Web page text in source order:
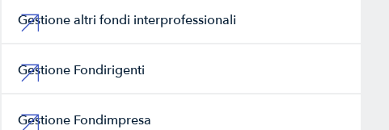
Gestione altri fondi interprofessionali
Gestione Fondirigenti
Gestione Fondimpresa